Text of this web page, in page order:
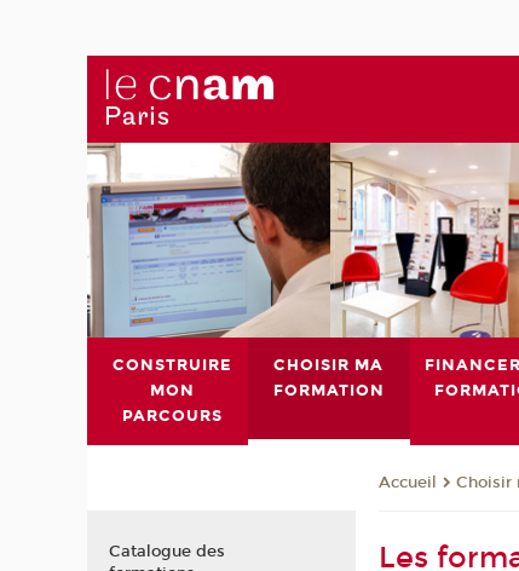
CONSTRUIRE
MON
PARCOURS
CHOISIR MA
FORMATION
Accueil Choisir
Les
Catalogue des